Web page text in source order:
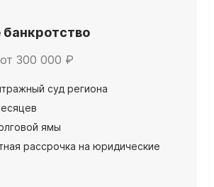
300 000 ₽
суд региона
ямы
рассрочка на юридические